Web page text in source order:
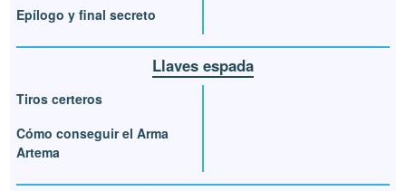
Epílogo y final secreto
Llaves espada
Tiros certeros
Cómo conseguir el Arma
Artema